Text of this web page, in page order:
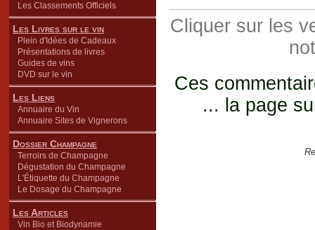
Les Classements Officiels
Les Livres sur le vin
Plein d'Idées de Cadeaux
Présentations de livres
Guides de vins
DVD sur le vin
Les Liens
Annuaire du Vin
Annuaire Sites de Vignerons
Dossier Champagne
Terroirs de Champagne
Dégustation du Champagne
L'Étiquette du Champagne
Le Dosage du Champagne
Les Articles
Vin Bio et Biodynamie
Cliquer sur les
Ces
... la page